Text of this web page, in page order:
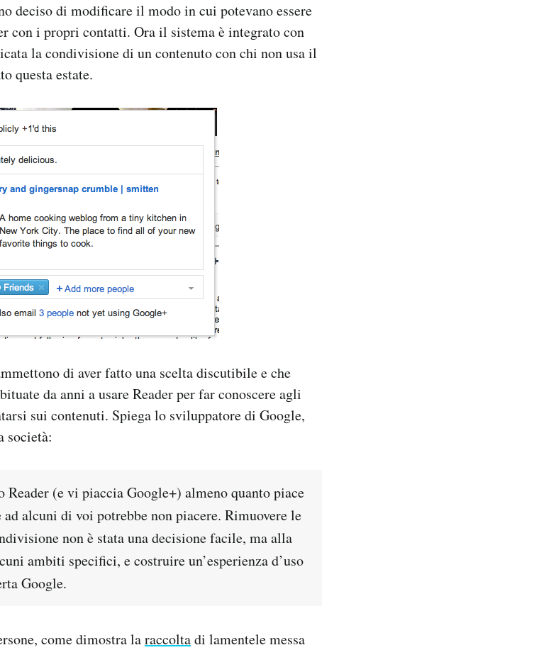
deciso di modificare il modo in cui potevano essere
con i propri contatti. Ora il sistema è integrato con
la condivisione di un contenuto con chi non usa il
questa estate.
di aver fatto una scelta discutibile e che
da anni a usare Reader per far conoscere agli
sui contenuti. Spiega lo sviluppatore di Google,
società:
(e vi piaccia Google+) almeno quanto piace
alcuni di voi potrebbe non piacere. Rimuovere le
non è stata una decisione facile, ma alla
ambiti specifici, e costruire un’esperienza d’uso
Google.
come dimostra laraccoltadi lamentele messa